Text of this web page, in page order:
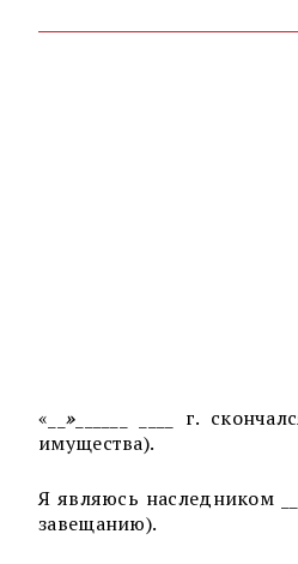
« » ______ ____ г.
имущества).
Я являюсь наследником
завещанию).